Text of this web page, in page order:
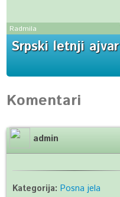
Radmila
Srpski letnji ajvar
Komentari
admin
Kategorija:Posna jela